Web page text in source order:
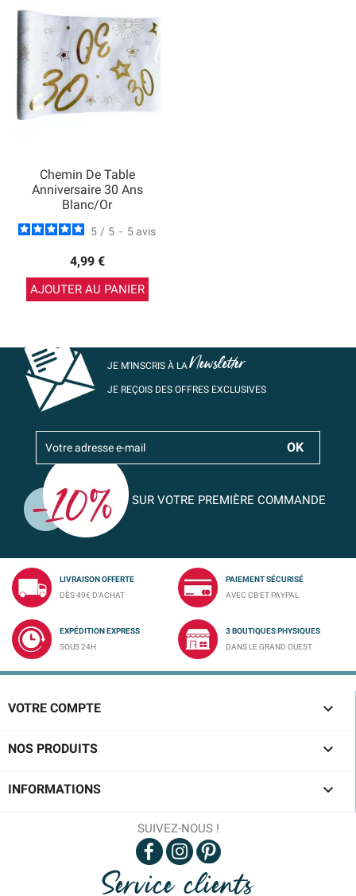
Chemin De Table
Anniversaire 30 Ans
Blanc/Or
5 / 5 - 5 avis
4,99 €
AJOUTER AU PANIER
JE M’INSCRIS À LANewsletter
JE REÇOIS DES OFFRES EXCLUSIVES
SUR VOTRE PREMIÈRE COMMANDE
LIVRAISON OFFERTE
DÈS 49€ D'ACHAT
PAIEMENT SÉCURISÉ
AVEC CB ET PAYPAL
EXPÉDITION EXPRESS
SOUS 24H
3 BOUTIQUES PHYSIQUES
DANS LE GRAND OUEST
VOTRE COMPTE 
NOS PRODUITS 
INFORMATIONS 
SUIVEZ-NOUS !
Service clients